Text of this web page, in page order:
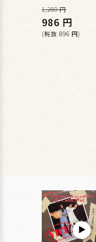
通
常
価
1,280 円
セ
ー
986 円
(税抜 896 円)
▶︎